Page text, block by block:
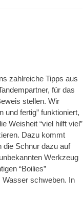
zahlreiche Tipps aus
für das
stellen. Wir
und fertig” funktioniert,
Weisheit “viel hilft viel”
Dazu kommt
die Schnur dazu auf
Werkzeug
“Boilies”
Wasser schweben. In